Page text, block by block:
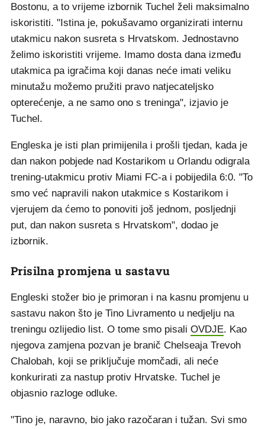
Bostonu, a to vrijeme izbornik Tuchel želi maksimalno
iskoristiti. "Istina je, pokušavamo organizirati internu
utakmicu nakon susreta s Hrvatskom. Jednostavno
želimo iskoristiti vrijeme. Imamo dosta dana između
utakmica pa igračima koji danas neće imati veliku
minutažu možemo pružiti pravo natjecateljsko
opterećenje, a ne samo ono s treninga", izjavio je
Tuchel.
Engleska je isti plan primijenila i prošli tjedan, kada je
dan nakon pobjede nad Kostarikom u Orlandu odigrala
trening-utakmicu protiv Miami FC-a i pobijedila 6:0. "To
smo već napravili nakon utakmice s Kostarikom i
vjerujem da ćemo to ponoviti još jednom, posljednji
put, dan nakon susreta s Hrvatskom", dodao je
izbornik.
Prisilna promjena u sastavu
Engleski stožer bio je primoran i na kasnu promjenu u
sastavu nakon što je Tino Livramento u nedjelju na
treningu ozlijedio list. O tome smo pisali OVDJE. Kao
njegova zamjena pozvan je branič Chelseaja Trevoh
Chalobah, koji se priključuje momčadi, ali neće
konkurirati za nastup protiv Hrvatske. Tuchel je
objasnio razloge odluke.
"Tino je, naravno, bio jako razočaran i tužan. Svi smo